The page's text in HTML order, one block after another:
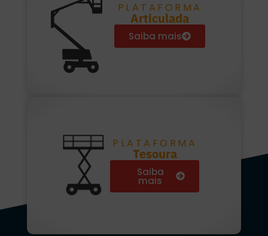
PLATAFORMA
Articulada
Saiba mais
PLATAFORMA
Tesoura
Saiba
mais